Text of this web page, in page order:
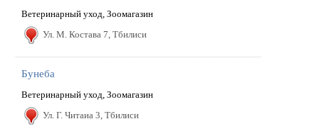
Ветеринарный уход, Зоомагазин
Ул. М. Костава 7, Тбилиси
Бунеба
Ветеринарный уход, Зоомагазин
Ул. Г. Читаиа 3, Тбилиси